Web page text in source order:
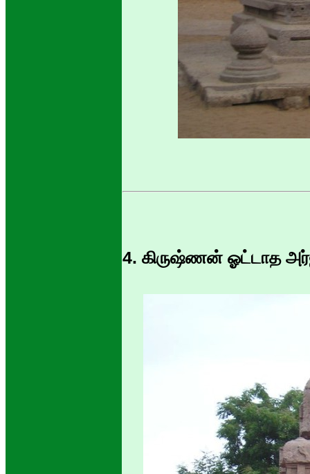
4. கிருஷ்ணன் ஓட்டாத